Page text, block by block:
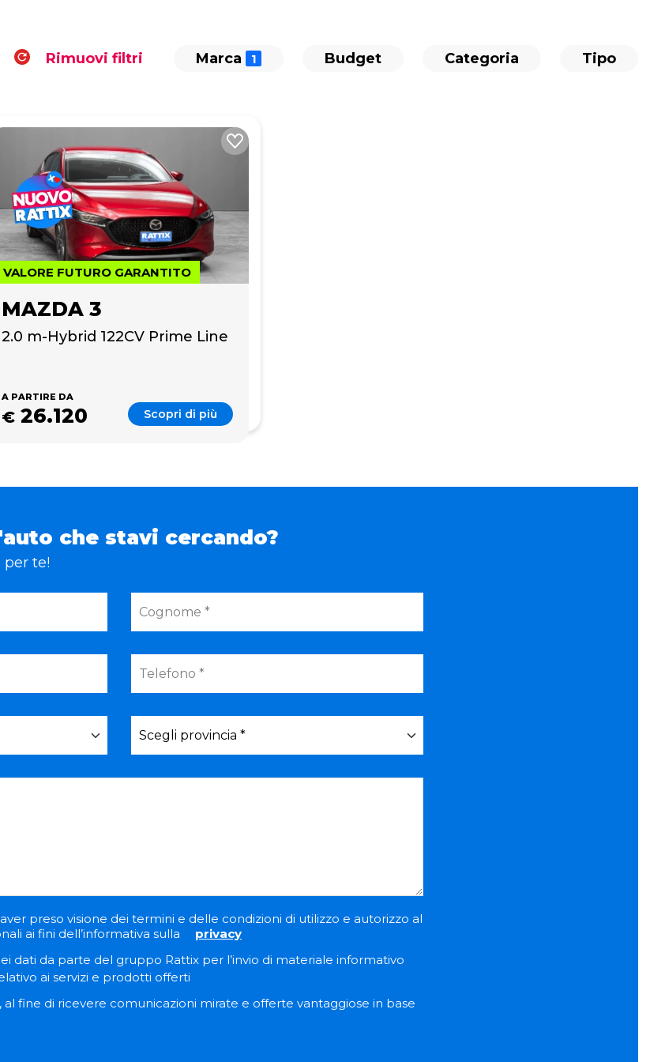
Rimuovi filtri Marca Budget Categoria Tipo
VALORE FUTURO GARANTITO
MAZDA 3
2.0 m-Hybrid 122CV Prime Line
A PARTIRE DA
€ 26.120 Scopri di più
che stavi cercando?
per te!
preso visione dei termini e delle condizioni di utilizzo e autorizzo al
ai fini dell’informativa sulla
privacy
dati da parte del gruppo Rattix per l’invio di materiale informativo
ai servizi e prodotti offerti
fine di ricevere comunicazioni mirate e offerte vantaggiose in base